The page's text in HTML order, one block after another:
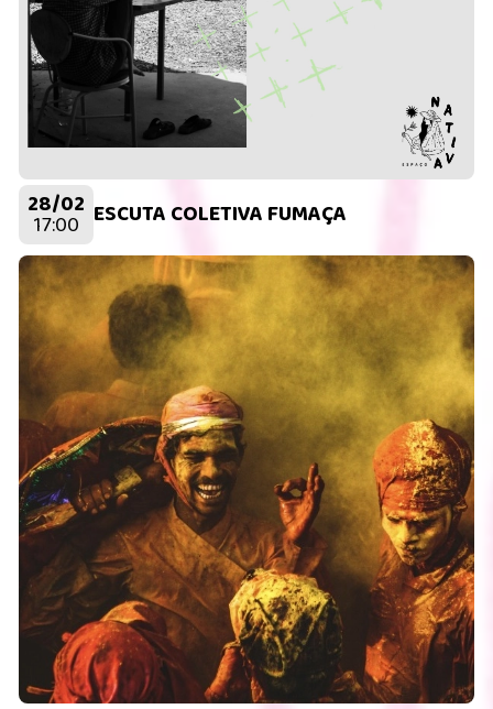
28/02
17:00 ESCUTA COLETIVA FUMAÇA